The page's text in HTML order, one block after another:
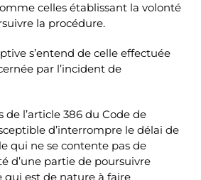
celles établissant la volonté
la procédure.
s’entend de celle effectuée
par l’incident de
de l’article 386 du Code de
d’interrompre le délai de
qui ne se contente pas de
d’une partie de poursuivre
qui est de nature à faire